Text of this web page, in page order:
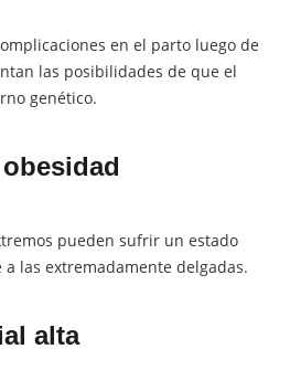
en el parto luego de
las posibilidades de que el
genético.
pueden sufrir un estado
las extremadamente delgadas.
alta